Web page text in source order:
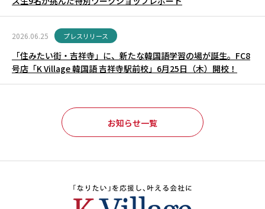
2026.06.25 プレスリリース
「住みたい街・吉祥寺」に、新たな韓国語学習の場が誕生。FC8
号店「K Village 韓国語 吉祥寺駅前校」6月25日（木）開校！
お知らせ一覧